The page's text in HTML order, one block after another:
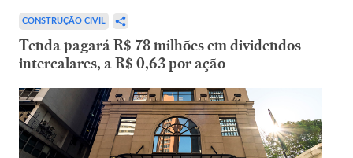
CONSTRUÇÃO CIVIL
Tenda pagará R$ 78 milhões em dividendos
intercalares, a R$ 0,63 por ação